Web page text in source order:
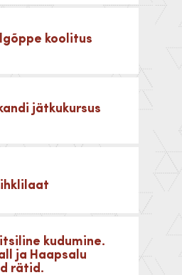
koolitus
jätkukursus
kudumine.
ja Haapsalu
rätid.